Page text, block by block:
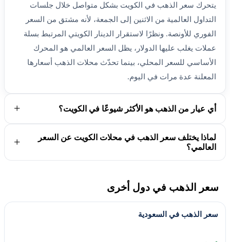
يتحرك سعر الذهب في الكويت بشكل متواصل خلال جلسات
التداول العالمية من الاثنين إلى الجمعة، لأنه مشتق من السعر
الفوري للأونصة. ونظرًا لاستقرار الدينار الكويتي المرتبط بسلة
عملات يغلب عليها الدولار، يظل السعر العالمي هو المحرك
الأساسي للسعر المحلي، بينما تحدّث محلات الذهب أسعارها
المعلنة عدة مرات في اليوم.
أي عيار من الذهب هو الأكثر شيوعًا في الكويت؟
لماذا يختلف سعر الذهب في محلات الكويت عن السعر
العالمي؟
سعر الذهب في دول أخرى
سعر الذهب في السعودية